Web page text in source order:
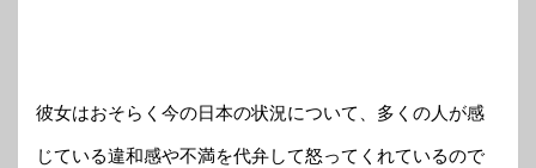
彼女はおそらく今の日本の状況について、多くの人が感
じている違和感や不満を代弁して怒ってくれているので